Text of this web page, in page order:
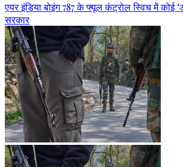
एयर इंडिया बोइंग 787 के फ्यूल कंट्रोल स्विच में कोई
सरकार